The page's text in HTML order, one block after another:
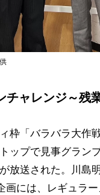
ャレンジ～残
枠「バラバラ大作
ップで見事グラン
放送された。川島
画には、レギュラ